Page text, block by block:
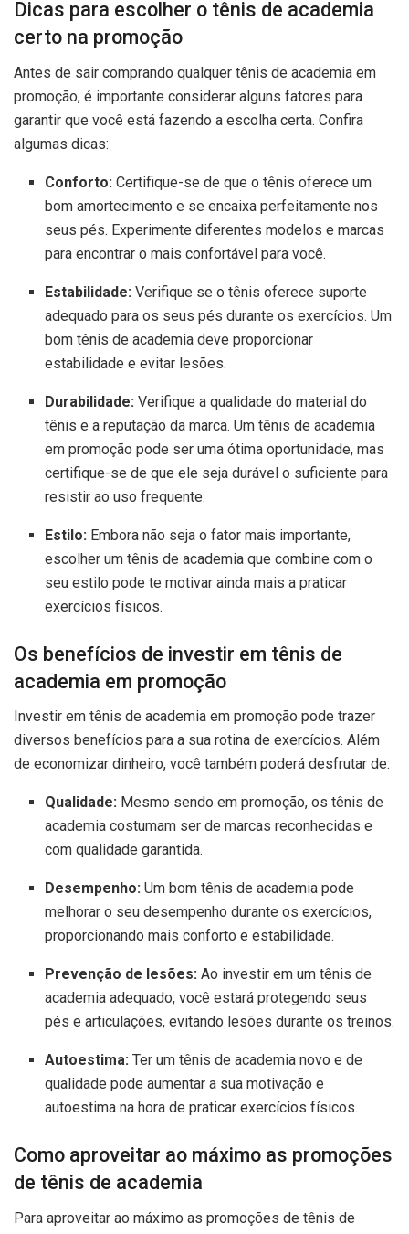
Dicas para escolher o tênis de academia
certo na promoção
Antes de sair comprando qualquer tênis de academia em
promoção, é importante considerar alguns fatores para
garantir que você está fazendo a escolha certa. Confira
algumas dicas:
Conforto: Certifique-se de que o tênis oferece um
bom amortecimento e se encaixa perfeitamente nos
seus pés. Experimente diferentes modelos e marcas
para encontrar o mais confortável para você.
Estabilidade: Verifique se o tênis oferece suporte
adequado para os seus pés durante os exercícios. Um
bom tênis de academia deve proporcionar
estabilidade e evitar lesões.
Durabilidade: Verifique a qualidade do material do
tênis e a reputação da marca. Um tênis de academia
em promoção pode ser uma ótima oportunidade, mas
certifique-se de que ele seja durável o suficiente para
resistir ao uso frequente.
Estilo: Embora não seja o fator mais importante,
escolher um tênis de academia que combine com o
seu estilo pode te motivar ainda mais a praticar
exercícios físicos.
Os benefícios de investir em tênis de
academia em promoção
Investir em tênis de academia em promoção pode trazer
diversos benefícios para a sua rotina de exercícios. Além
de economizar dinheiro, você também poderá desfrutar de:
Qualidade: Mesmo sendo em promoção, os tênis de
academia costumam ser de marcas reconhecidas e
com qualidade garantida.
Desempenho: Um bom tênis de academia pode
melhorar o seu desempenho durante os exercícios,
proporcionando mais conforto e estabilidade.
Prevenção de lesões: Ao investir em um tênis de
academia adequado, você estará protegendo seus
pés e articulações, evitando lesões durante os treinos.
Autoestima: Ter um tênis de academia novo e de
qualidade pode aumentar a sua motivação e
autoestima na hora de praticar exercícios físicos.
Como aproveitar ao máximo as promoções
de tênis de academia
Para aproveitar ao máximo as promoções de tênis de